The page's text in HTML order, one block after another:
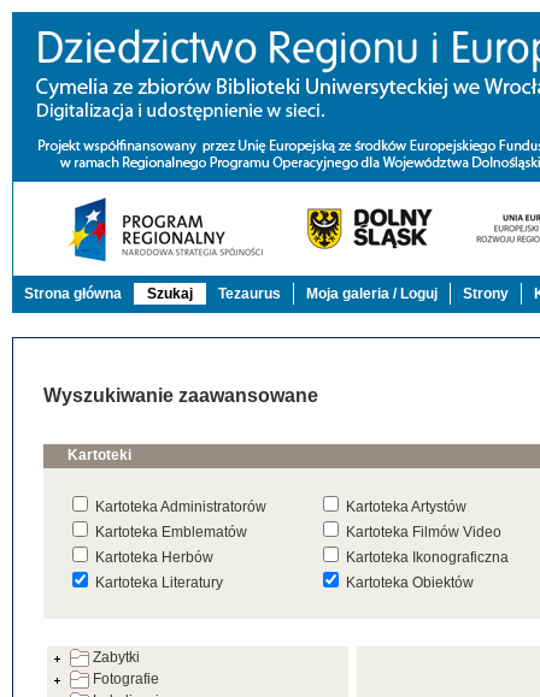
Strona główna Szukaj Tezaurus Moja galeria / Loguj Strony
Wyszukiwanie zaawansowane
Kartoteki
Kartoteka Administratorów
Kartoteka Artystów
Kartoteka Emblematów
Kartoteka Filmów Video
Kartoteka Herbów
Kartoteka Ikonograficzna
Kartoteka Literatury
Kartoteka Obiektów
Kartoteka Warsztatów
Kartoteka Zabytków
Zabytki
Fotografie